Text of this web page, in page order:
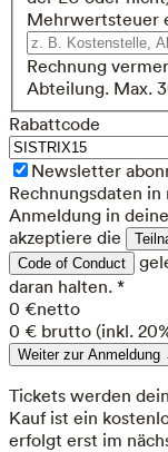
Mehrwertsteuer
Rechnung
Abteilung. Max.
Rabattcode
Newsletter
Rechnungsdaten
Anmeldung in
akzeptiere die
Code of Conduct
daran halten. *
0 €netto
0 € brutto (inkl.
Weiter zur Anmeldung
Tickets werden
Kauf ist ein
erfolgt erst im